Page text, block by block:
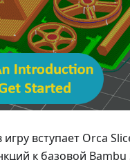
вступает Orca
к базовой